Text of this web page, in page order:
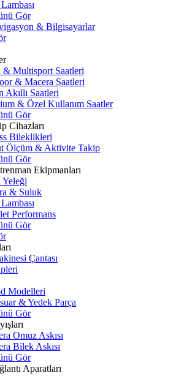
Gör
& Bilgisayarlar
& Multisport Saatleri
& Macera Saatleri
Akıllı Saatleri
& Özel Kullanım Saatler
Gör
Cihazları
Bileklikleri
Ölçüm & Aktivite Takip
Gör
Ekipmanları
Yeleği
& Suluk
Performans
Gör
Çantası
Modelleri
& Yedek Parça
Gör
Omuz Askısı
Bilek Askısı
Gör
Aparatları